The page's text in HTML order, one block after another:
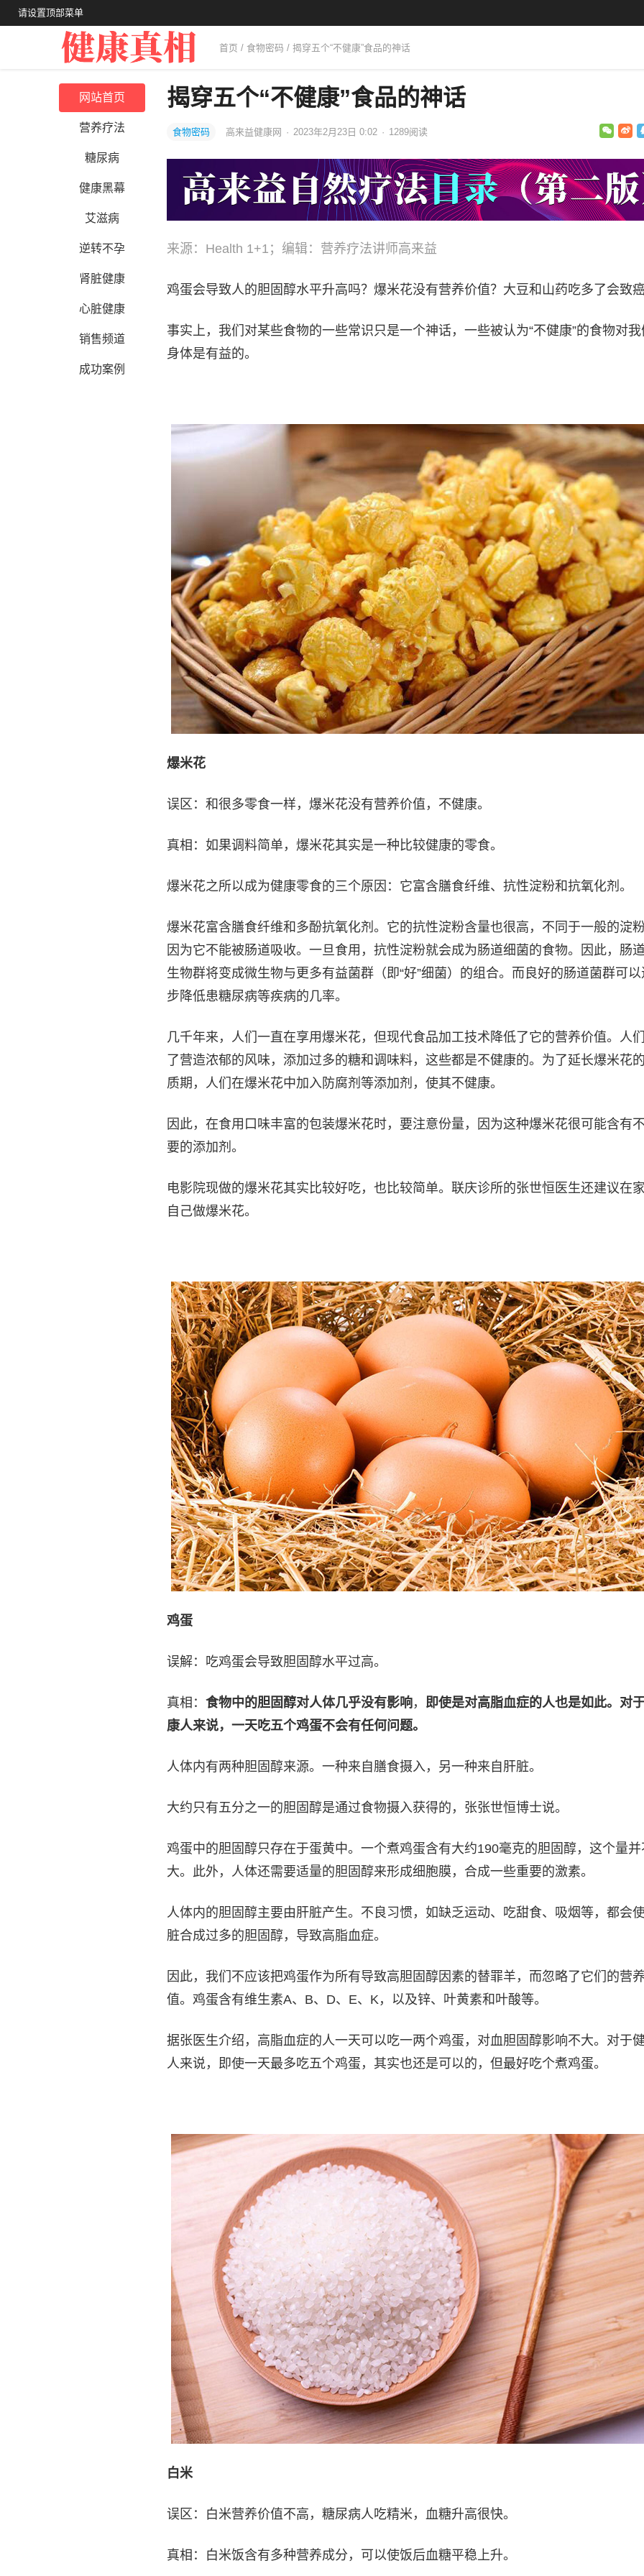
请设置顶部菜单
首页 / 食物密码 / 揭穿五个“不健康”食品的神话
网站首页
营养疗法
糖尿病
健康黑幕
艾滋病
逆转不孕
肾脏健康
心脏健康
销售频道
成功案例
揭穿五个“不健康”食品的神话
食物密码 高来益健康网 · 2023年2月23日 0:02 · 1289阅读
来源：Health 1+1；编辑：营养疗法讲师高来益
鸡蛋会导致人的胆固醇水平升高吗？爆米花没有营养价值？大豆和山药吃多了会致癌
事实上，我们对某些食物的一些常识只是一个神话，一些被认为“不健康”的食物对我
身体是有益的。
爆米花
误区：和很多零食一样，爆米花没有营养价值，不健康。
真相：如果调料简单，爆米花其实是一种比较健康的零食。
爆米花之所以成为健康零食的三个原因：它富含膳食纤维、抗性淀粉和抗氧化剂。
爆米花富含膳食纤维和多酚抗氧化剂。它的抗性淀粉含量也很高，不同于一般的淀粉
因为它不能被肠道吸收。一旦食用，抗性淀粉就会成为肠道细菌的食物。因此，肠
生物群将变成微生物与更多有益菌群（即“好”细菌）的组合。而良好的肠道菌群可
步降低患糖尿病等疾病的几率。
几千年来，人们一直在享用爆米花，但现代食品加工技术降低了它的营养价值。人
了营造浓郁的风味，添加过多的糖和调味料，这些都是不健康的。为了延长爆米花
质期，人们在爆米花中加入防腐剂等添加剂，使其不健康。
因此，在食用口味丰富的包装爆米花时，要注意份量，因为这种爆米花很可能含有
要的添加剂。
电影院现做的爆米花其实比较好吃，也比较简单。联庆诊所的张世恒医生还建议在
自己做爆米花。
鸡蛋
误解：吃鸡蛋会导致胆固醇水平过高。
真相： 食物中的胆固醇对人体几乎没有影响 ， 即使是对高脂血症的人也是如此。对
康人来说，一天吃五个鸡蛋不会有任何问题。
人体内有两种胆固醇来源。一种来自膳食摄入，另一种来自肝脏。
大约只有五分之一的胆固醇是通过食物摄入获得的，张张世恒博士说。
鸡蛋中的胆固醇只存在于蛋黄中。一个煮鸡蛋含有大约190毫克的胆固醇，这个量并
大。此外，人体还需要适量的胆固醇来形成细胞膜，合成一些重要的激素。
人体内的胆固醇主要由肝脏产生。不良习惯，如缺乏运动、吃甜食、吸烟等，都会
脏合成过多的胆固醇，导致高脂血症。
因此，我们不应该把鸡蛋作为所有导致高胆固醇因素的替罪羊，而忽略了它们的营
值。鸡蛋含有维生素A、B、D、E、K，以及锌、叶黄素和叶酸等。
据张医生介绍，高脂血症的人一天可以吃一两个鸡蛋，对血胆固醇影响不大。对于
人来说，即使一天最多吃五个鸡蛋，其实也还是可以的，但最好吃个煮鸡蛋。
白米
误区：白米营养价值不高，糖尿病人吃精米，血糖升高很快。
真相：白米饭含有多种营养成分，可以使饭后血糖平稳上升。